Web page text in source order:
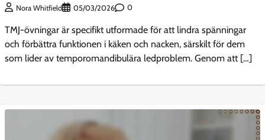
Nora Whitfield 05/03/2026 0
TMJ-övningar är specifikt utformade för att lindra spänningar
och förbättra funktionen i käken och nacken, särskilt för dem
som lider av temporomandibulära ledproblem. Genom att […]